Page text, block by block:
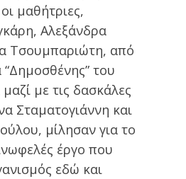
μαθήτριες,
Αλεξάνδρα
Τσουμπαριώτη, από
του
με τις δασκάλες
Σταματογιάννη και
μίλησαν για το
έργο που
εδώ και